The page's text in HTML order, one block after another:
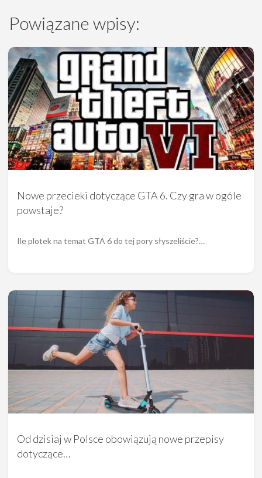
Powiązane wpisy:
Nowe przecieki dotyczące GTA 6. Czy gra w ogóle
powstaje?
Ile plotek na temat GTA 6 do tej pory słyszeliście?…
Od dzisiaj w Polsce obowiązują nowe przepisy
dotyczące…